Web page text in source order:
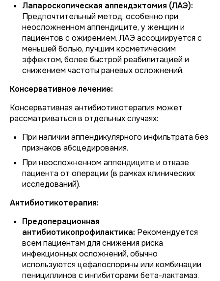
Лапароскопическая аппендэктомия (ЛАЭ):
Предпочтительный метод, особенно при
неосложненном аппендиците, у женщин и
пациентов с ожирением. ЛАЭ ассоциируется с
меньшей болью, лучшим косметическим
эффектом, более быстрой реабилитацией и
снижением частоты раневых осложнений.
Консервативное лечение:
Консервативная антибиотикотерапия может
рассматриваться в отдельных случаях:
При наличии аппендикулярного инфильтрата без
признаков абсцедирования.
При неосложненном аппендиците и отказе
пациента от операции (в рамках клинических
исследований).
Антибиотикотерапия:
Предоперационная
антибиотикопрофилактика: Рекомендуется
всем пациентам для снижения риска
инфекционных осложнений, обычно
используются цефалоспорины или комбинации
пенициллинов с ингибиторами бета-лактамаз.